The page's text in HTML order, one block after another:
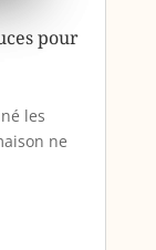
pour
les
ne